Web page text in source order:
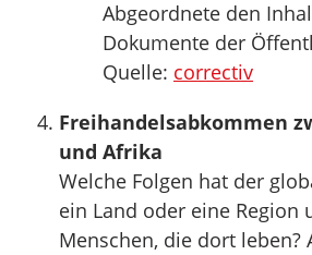
Abgeordnete den
Dokumente der
Quelle: correctiv
Freihandelsabkommen
und Afrika
Welche Folgen hat der
ein Land oder eine Region
Menschen, die dort leben?